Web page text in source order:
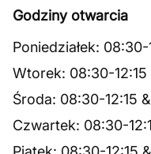
Godziny otwarcia
Poniedziałek: 08:30-
Wtorek: 08:30-12:15
Środa: 08:30-12:15 &
Czwartek: 08:30-